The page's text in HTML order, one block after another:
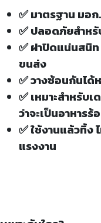
✅ มาตรฐาน มอ
✅ ปลอดภัยสำห
✅ ฝาปิดแน่นสนิท
ขนส่ง
✅ วางซ้อนกันไ
✅ เหมาะสำหรับ
ว่าจะเป็นอาหาร
✅ ใช้งานแล้วทิ้ง
แรงงาน